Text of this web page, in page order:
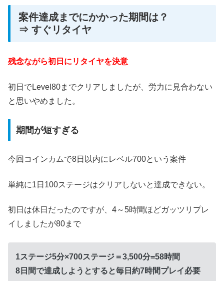
案件達成までにかかった期間は？
⇒ すぐリタイヤ
残念ながら初日にリタイヤを決意
初日でLevel80までクリアしましたが、労力に見合わない
と思いやめました。
期間が短すぎる
今回コインカムで8日以内にレベル700という案件
単純に1日100ステージはクリアしないと達成できない。
初日は休日だったのですが、4～5時間ほどガッツリプレ
イしましたが80まで
1ステージ5分×700ステージ＝3,500分=58時間
8日間で達成しようとすると毎日約7時間プレイ必要